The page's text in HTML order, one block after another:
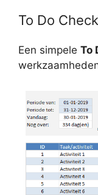
To Do
Een simpele To